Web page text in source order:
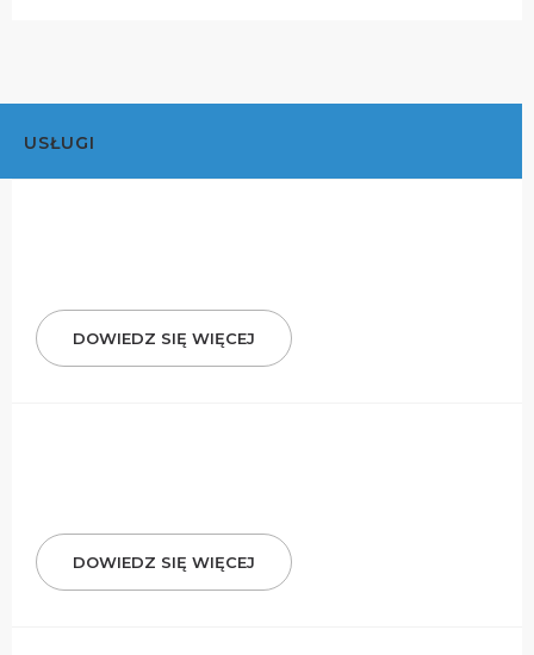
USŁUGI
DOWIEDZ SIĘ WIĘCEJ
DOWIEDZ SIĘ WIĘCEJ